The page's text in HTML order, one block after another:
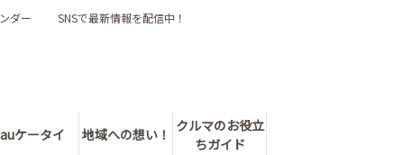
auケータイ 地域への想い！
クルマのお役立
ちガイド
ダー SNSで最新情報を配信中！